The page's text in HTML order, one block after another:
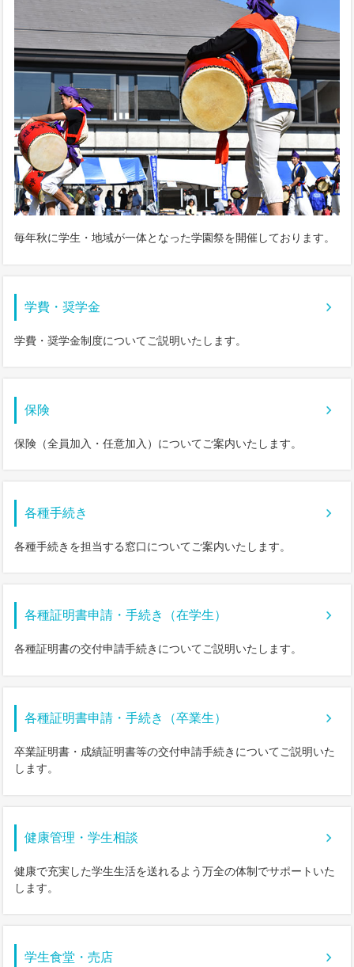
毎年秋に学生・地域が一体となった学園祭を開催しております。
学費・奨学金
学費・奨学金制度についてご説明いたします。
保険
保険（全員加入・任意加入）についてご案内いたします。
各種手続き
各種手続きを担当する窓口についてご案内いたします。
各種証明書申請・手続き（在学生）
各種証明書の交付申請手続きについてご説明いたします。
各種証明書申請・手続き（卒業生）
卒業証明書・成績証明書等の交付申請手続きについてご説明いた
します。
健康管理・学生相談
健康で充実した学生生活を送れるよう万全の体制でサポートいた
します。
学生食堂・売店